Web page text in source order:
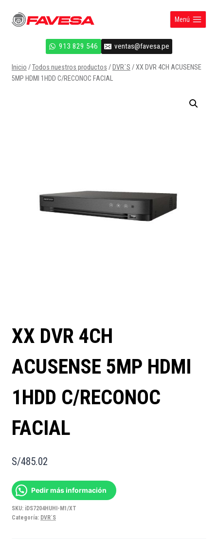
Menú
913 829 546 ventas@favesa.pe
Inicio /Todos nuestros productos / DVR´S /XX DVR 4CH ACUSENSE
5MP HDMI 1HDD C/RECONOC FACIAL
XX DVR 4CH
ACUSENSE 5MP HDMI
1HDD C/RECONOC
FACIAL
S/485.02
Pedir más información
SKU: iDS7204HUHI-M1/XT
Categoría: DVR´S